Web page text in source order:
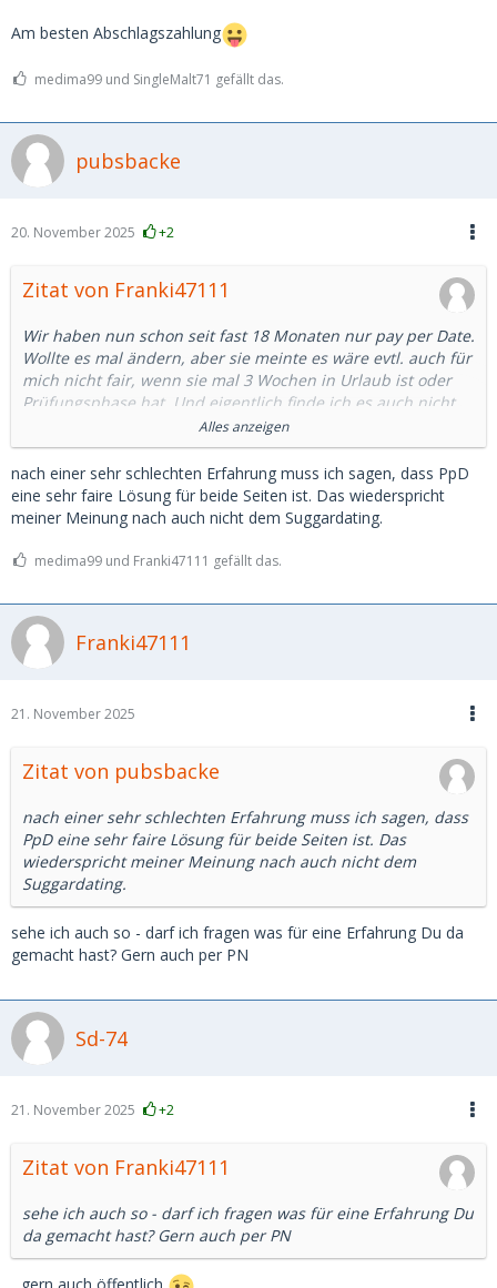
Am besten Abschlagszahlung
medima99 und SingleMalt71 gefällt das.
pubsbacke
20. November 2025 +2
Zitat von Franki47111
Wir haben nun schon seit fast 18 Monaten nur pay per Date.
Wollte es mal ändern, aber sie meinte es wäre evtl. auch für
mich nicht fair, wenn sie mal 3 Wochen in Urlaub ist oder
Prüfungsphase hat. Und eigentlich finde ich es auch nicht
mehr schlimm, obwohl ich mir zu 99% sicher bin, dass es
keinen anderen gibt. Ich sehe folgende Vorteile:
Sie meldet sich öfter, da sie ja auch das Geld teilweise
benötiggt
Ich kann mein Budget steuern
Und ganz wichtig: Ich denke nicht immer - na hat sie nun
Zeit oder nicht
Klar anders kan es auch entspannt sein, aber ich hatte mal
eine getroffen die meinte gleich 1.000 im Monat und dann
rechen wir am Ende des Monats mal nach!!! Hmmm das
wird dann auch immer lustig jeden Monat eine Abrechung
Am besten Abschlagszahlung
Alles anzeigen
nach einer sehr schlechten Erfahrung muss ich sagen, dass PpD
eine sehr faire Lösung für beide Seiten ist. Das wiederspricht
meiner Meinung nach auch nicht dem Suggardating.
medima99 und Franki47111 gefällt das.
Franki47111
21. November 2025
Zitat von pubsbacke
nach einer sehr schlechten Erfahrung muss ich sagen, dass
PpD eine sehr faire Lösung für beide Seiten ist. Das
wiederspricht meiner Meinung nach auch nicht dem
Suggardating.
sehe ich auch so - darf ich fragen was für eine Erfahrung Du da
gemacht hast? Gern auch per PN
Sd-74
21. November 2025 +2
Zitat von Franki47111
sehe ich auch so - darf ich fragen was für eine Erfahrung Du
da gemacht hast? Gern auch per PN